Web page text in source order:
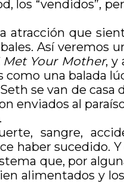
los “vendidos”,
atracción que
Así veremos
Met Your Mother, y
una balada
se van de
al
sangre,
haber sucedido.
que, por
alimentados y